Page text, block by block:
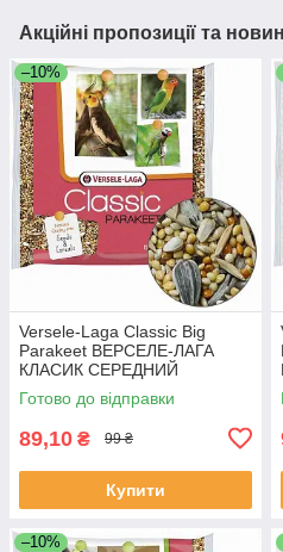
Акційні пропозиції та
–10%
Versele-Laga Classic Big
Parakeet ВЕРСЕЛЕ-ЛАГА
КЛАСИК СЕРЕДНИЙ
ПАПУГАЙ зернова суміш,
корм для середніх папуг,
Готово до відправки
89,10 ₴ 99 ₴
Купити
–10%